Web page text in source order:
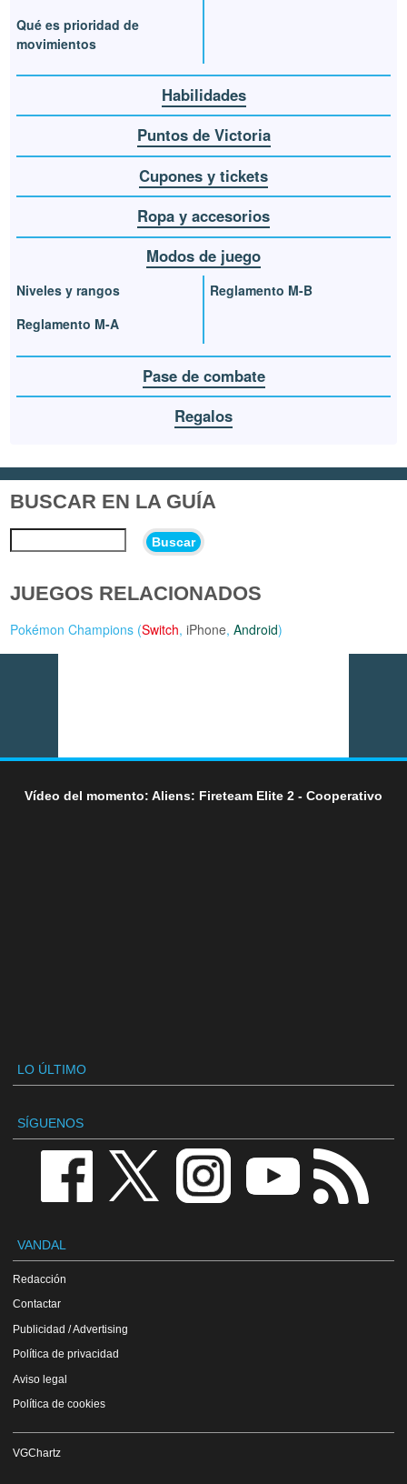
Qué es prioridad de
movimientos
Habilidades
Puntos de Victoria
Cupones y tickets
Ropa y accesorios
Modos de juego
Niveles y rangos
Reglamento M-A
Reglamento M-B
Pase de combate
Regalos
BUSCAR EN LA GUÍA
Buscar
JUEGOS RELACIONADOS
Pokémon Champions (Switch,iPhone,Android)
Vídeo del momento: Aliens: Fireteam Elite 2 - Cooperativo
LO ÚLTIMO
SÍGUENOS
VANDAL
Redacción
Contactar
Publicidad / Advertising
Política de privacidad
Aviso legal
Política de cookies
VGChartz